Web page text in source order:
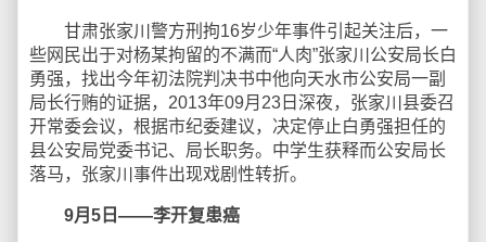
甘肃张家川警方刑拘16岁少年事件引起关注后，一
些网民出于对杨某拘留的不满而“人肉”张家川公安局长白
勇强，找出今年初法院判决书中他向天水市公安局一副
局长行贿的证据，2013年09月23日深夜，张家川县委召
开常委会议，根据市纪委建议，决定停止白勇强担任的
县公安局党委书记、局长职务。中学生获释而公安局长
落马，张家川事件出现戏剧性转折。
9月5日——李开复患癌